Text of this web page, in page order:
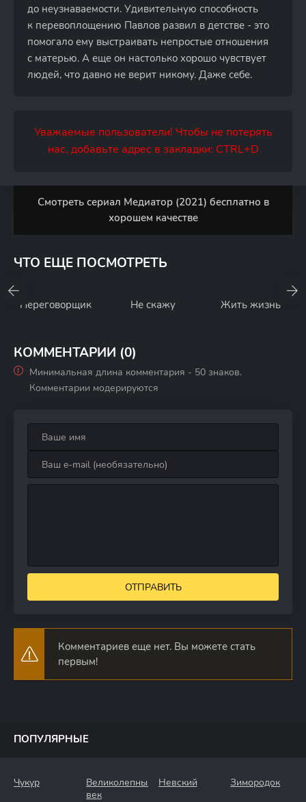
до неузнаваемости. Удивительную способность
к перевоплощению Павлов развил в детстве - это
помогало ему выстраивать непростые отношения
с матерью. А еще он настолько хорошо чувствует
людей, что давно не верит никому. Даже себе.
Уважаемые пользователи! Чтобы не потерять
нас, добавьте адрес в закладки: CTRL+D
Смотреть сериал Медиатор (2021) бесплатно в
хорошем качестве
ЧТО ЕЩЕ ПОСМОТРЕТЬ
Переговорщик Не скажу Жить жизнь
КОММЕНТАРИИ (0)
Минимальная длина комментария - 50 знаков.
Комментарии модерируются
ОТПРАВИТЬ
Комментариев еще нет. Вы можете стать
первым!
ПОПУЛЯРНЫЕ
Чукур
Великолепный
век
Невский Зимородок